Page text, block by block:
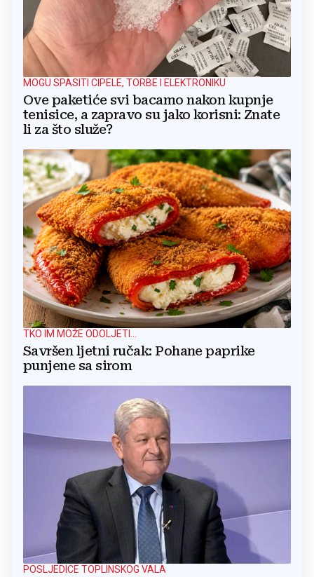
MOGU SPASITI CIPELE, TORBE I ELEKTRONIKU
Ove paketiće svi bacamo nakon kupnje
tenisice, a zapravo su jako korisni: Znate
li za što služe?
TKO IM MOŽE ODOLJETI...
Savršen ljetni ručak: Pohane paprike
punjene sa sirom
POSLJEDICE TOPLINSKOG VALA